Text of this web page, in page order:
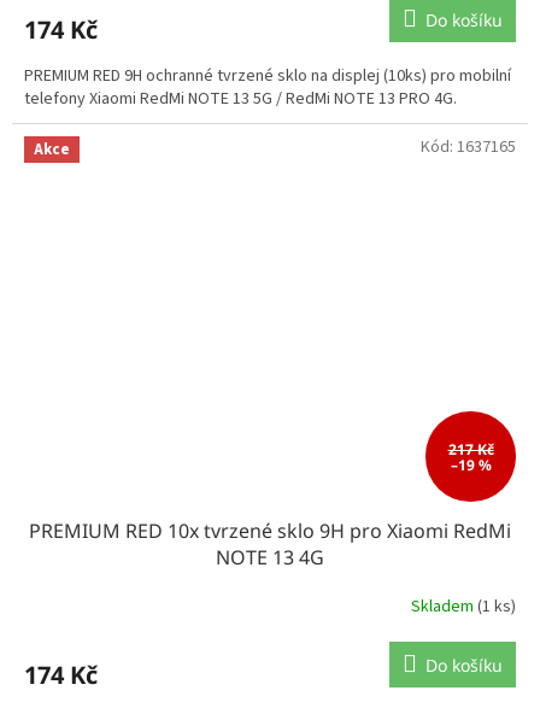
174 Kč Do košíku
PREMIUM RED 9H ochranné tvrzené sklo na displej (10ks) pro mobilní
telefony Xiaomi RedMi NOTE 13 5G / RedMi NOTE 13 PRO 4G.
Akce
217 Kč
–19 %
PREMIUM RED 10x tvrzené sklo 9H pro Xiaomi RedMi
NOTE 13 4G
Skladem (1 ks)
174 Kč Do košíku
Kód: 1637165